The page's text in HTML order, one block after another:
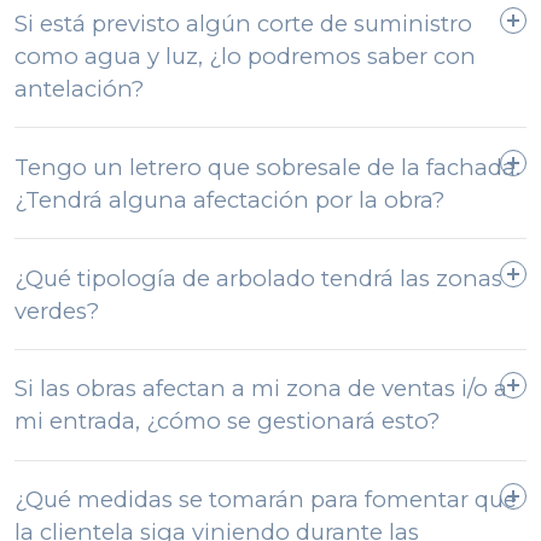
Se cambia el alumbrado de la avenida, el nuevo
alumbrado cumplirá con la normativa vigente.
Si está previsto algún corte de suministro
como agua y luz, ¿lo podremos saber con
antelación?
Se avisará con antelación los cortes de agua y luz de la
zona afectada, si es el caso. Sólo en casos de accidente o
avería no se podrá realizar este aviso previo.
Tengo un letrero que sobresale de la fachada.
¿Tendrá alguna afectación por la obra?
¿Qué tipología de arbolado tendrá las zonas
verdes?
En la acera montaña se conservarán la mayoría de
tipuanas existentes que configuran el paseo arbolado. En
el tramo desde la c. Jaume I hasta las escaleras mecánicas
se incorpora una nueva hilera de arbolado alternando
tilos y xicandres .
Si las obras afectan a mi zona de ventas i/o a
mi entrada, ¿cómo se gestionará esto?
Esto dependerá de la fase concreta de la obra. Se
¿Qué medidas se tomarán para fomentar que
la clientela siga viniendo durante las